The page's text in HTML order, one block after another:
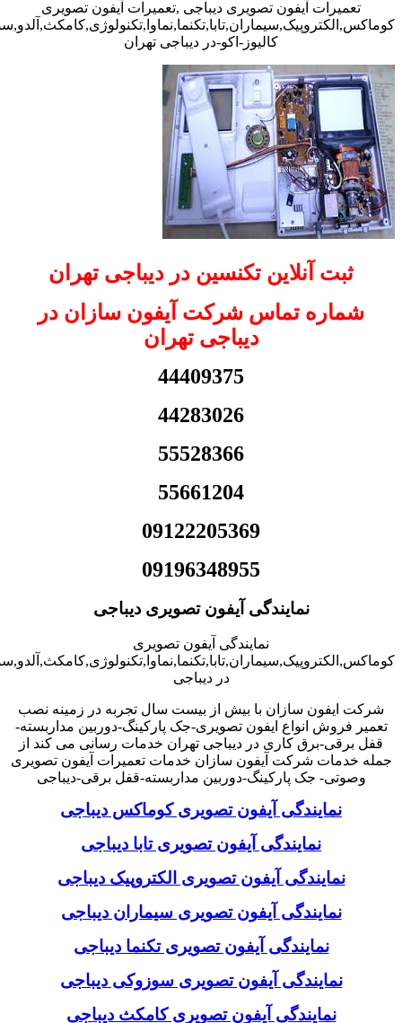
تعمیرات آیفون تصویری دیباجی ,تعمیرات آیفون تصویری
کالیوز-اکو-در دیباجی تهران
ثبت آنلاین تکنسین در دیباجی تهران
شماره تماس شرکت آیفون سازان در
دیباجی تهران
44409375
44283026
55528366
55661204
09122205369
09196348955
نمایندگی آیفون تصویری دیباجی
نمایندگی آیفون تصویری
در دیباجی
شرکت ایفون سازان با بیش از بیست سال تجربه در زمینه نصب
تعمیر فروش انواع ایفون تصویری-جک پارکینگ-دوربین مداربسته-
قفل برقی-برق کاری در دیباجی تهران خدمات رسانی می کند از
جمله خدمات شرکت آیفون سازان خدمات تعمیرات آیفون تصویری
وصوتی- جک پارکینگ-دوربین مداربسته-قفل برقی-دیباجی
نمایندگی آیفون تصویری کوماکس دیباجی
نمایندگی آیفون تصویری تابا دیباجی
نمایندگی آیفون تصویری الکتروپیک دیباجی
نمایندگی آیفون تصویری سیماران دیباجی
نمایندگی آیفون تصویری تکنما دیباجی
نمایندگی آیفون تصویری سوزوکی دیباجی
نمایندگی آیفون تصویری کامکث دیباجی